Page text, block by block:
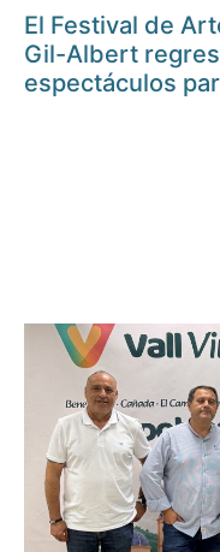
El Festival de
Gil-Albert
espectáculos